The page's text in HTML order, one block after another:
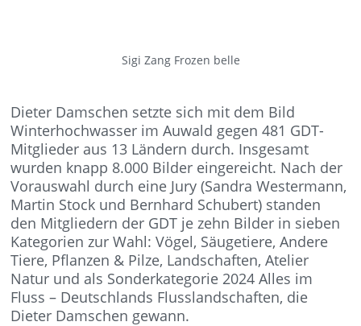
Sigi Zang Frozen belle
Dieter Damschen setzte sich mit dem Bild
Winterhochwasser im Auwald gegen 481 GDT-
Mitglieder aus 13 Ländern durch. Insgesamt
wurden knapp 8.000 Bilder eingereicht. Nach der
Vorauswahl durch eine Jury (Sandra Westermann,
Martin Stock und Bernhard Schubert) standen
den Mitgliedern der GDT je zehn Bilder in sieben
Kategorien zur Wahl: Vögel, Säugetiere, Andere
Tiere, Pflanzen & Pilze, Landschaften, Atelier
Natur und als Sonderkategorie 2024 Alles im
Fluss – Deutschlands Flusslandschaften, die
Dieter Damschen gewann.